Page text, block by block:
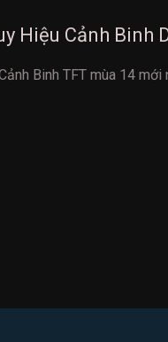
Hiệu Cảnh Binh
Binh TFT mùa 14 mới